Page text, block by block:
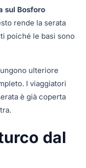
sul Bosforo
rende la serata
poiché le basi sono
ulteriore
I viaggiatori
è già coperta
dal